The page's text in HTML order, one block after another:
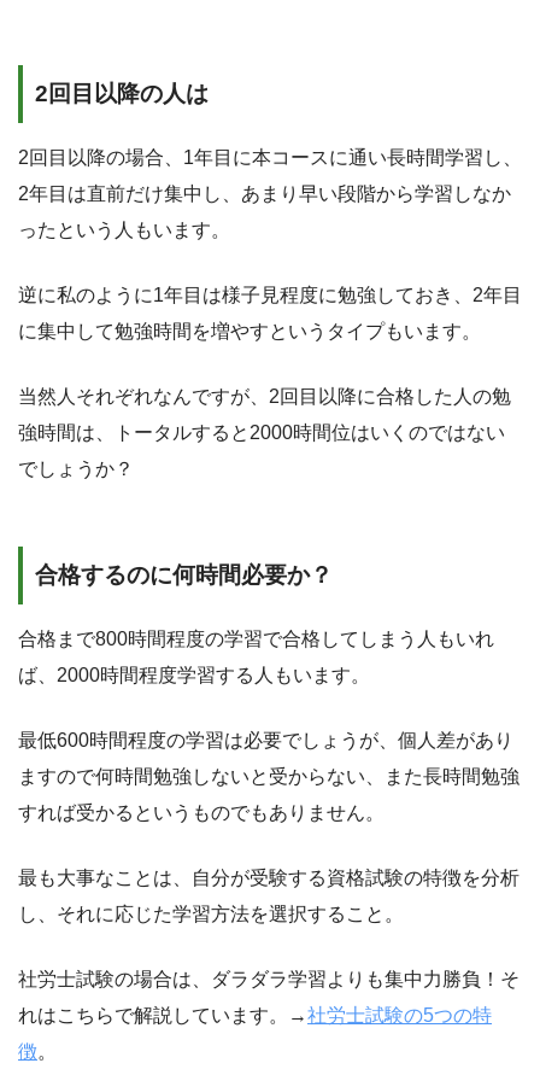
2回目以降の人は
2回目以降の場合、1年目に本コースに通い長時間学習し、
2年目は直前だけ集中し、あまり早い段階から学習しなか
ったという人もいます。
逆に私のように1年目は様子見程度に勉強しておき、2年目
に集中して勉強時間を増やすというタイプもいます。
当然人それぞれなんですが、2回目以降に合格した人の勉
強時間は、トータルすると2000時間位はいくのではない
でしょうか？
合格するのに何時間必要か？
合格まで800時間程度の学習で合格してしまう人もいれ
ば、2000時間程度学習する人もいます。
最低600時間程度の学習は必要でしょうが、個人差があり
ますので何時間勉強しないと受からない、また長時間勉強
すれば受かるというものでもありません。
最も大事なことは、自分が受験する資格試験の特徴を分析
し、それに応じた学習方法を選択すること。
社労士試験の場合は、ダラダラ学習よりも集中力勝負！そ
れはこちらで解説しています。→社労士試験の5つの特
徴。